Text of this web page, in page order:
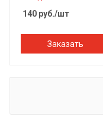
140 руб./шт
Заказать